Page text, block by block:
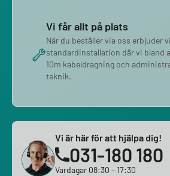
Vi får allt på plats
När du beställer via oss erbjuder
standardinstallation där vi bland
10m kabeldragning och
teknik.
Vi är här för att hjälpa dig!
031-180 180
Vardagar 08:30 – 17:30